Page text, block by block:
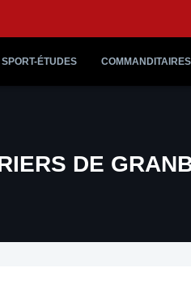
SPORT-ÉTUDES COMMANDITAIRES
DE